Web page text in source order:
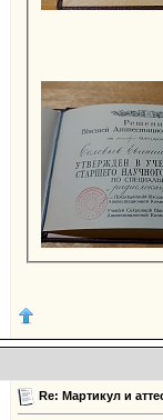
Re: Мартикул и